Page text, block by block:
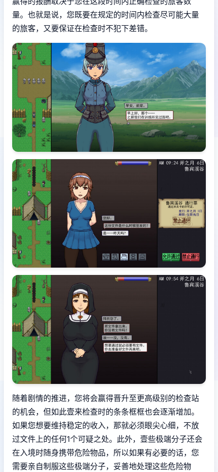
量。也就是说，您既要在规定的时间内检查尽可能大量
的旅客，又要保证在检查时不犯下差错。
随着剧情的推进，您将会赢得晋升至更高级别的检查站
的机会，但如此壹来检查时的条条框框也会逐渐增加。
如果您想要维持稳定的收入，那就必须眼尖心细，不放
过文件上的任何1个可疑之处。此外，壹些极端分子还会
在入境时随身携带危险物品，所以如果有必要的话，您
需要亲自制服这些极端分子，妥善地处理这些危险物